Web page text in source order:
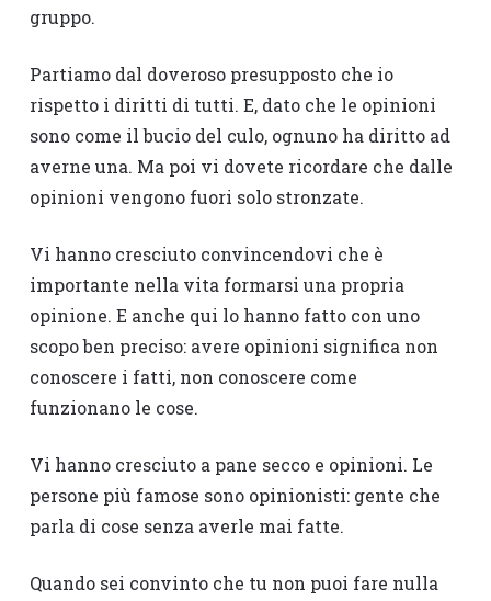
gruppo.
Partiamo dal doveroso presupposto che io
rispetto i diritti di tutti. E, dato che le opinioni
sono come il bucio del culo, ognuno ha diritto ad
averne una. Ma poi vi dovete ricordare che dalle
opinioni vengono fuori solo stronzate.
Vi hanno cresciuto convincendovi che è
importante nella vita formarsi una propria
opinione. E anche qui lo hanno fatto con uno
scopo ben preciso: avere opinioni significa non
conoscere i fatti, non conoscere come
funzionano le cose.
Vi hanno cresciuto a pane secco e opinioni. Le
persone più famose sono opinionisti: gente che
parla di cose senza averle mai fatte.
Quando sei convinto che tu non puoi fare nulla